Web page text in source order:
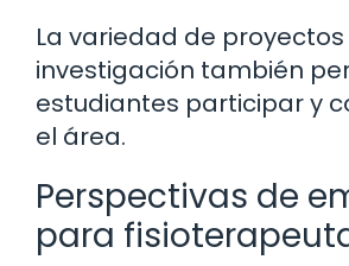
La variedad de
investigación también
estudiantes participar y
el área.
Perspectivas de
para